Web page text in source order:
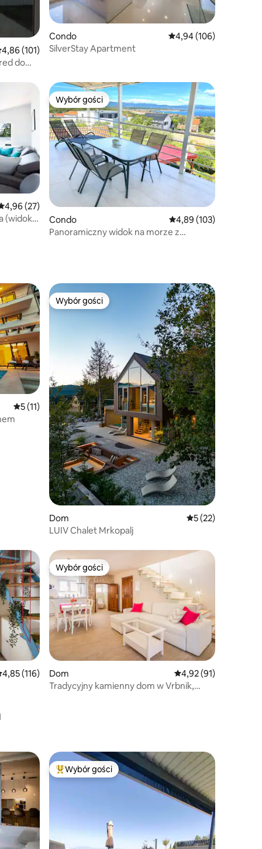
ocena: 4,86 na 5, liczba recenzji: 101
4,86 (101)
do
Condo Średnia ocena: 4,94
4,94 (106)
SilverStay Apartment
gości
ocena: 4,96 na 5, liczba recenzji: 27
4,96 (27)
(widok
Wybór gości
Wybór gości
Condo Średnia ocena: 4,89
4,89 (103)
Panoramiczny widok na morze z
Średnia ocena: 5 na 5, liczba recenzji: 11
5 (11)
Wybór gości
Wybór gości
Dom Średnia ocena: 5
5 (22)
LUIV Chalet Mrkopalj
ocena: 4,85 na 5, liczba recenzji: 116
4,85 (116)
Wybór gości
Wybór gości
Dom Średnia ocena: 4,92
4,92 (91)
Tradycyjny kamienny dom w Vrbnik,
gości Najpopularniejsze z kategorii Wybór gości
Wybór gości